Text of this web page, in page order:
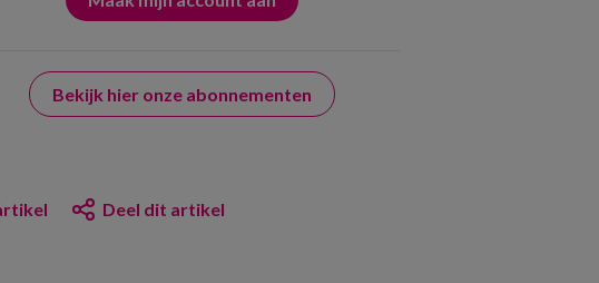
Bekijk hier onze abonnementen
Deel dit artikel